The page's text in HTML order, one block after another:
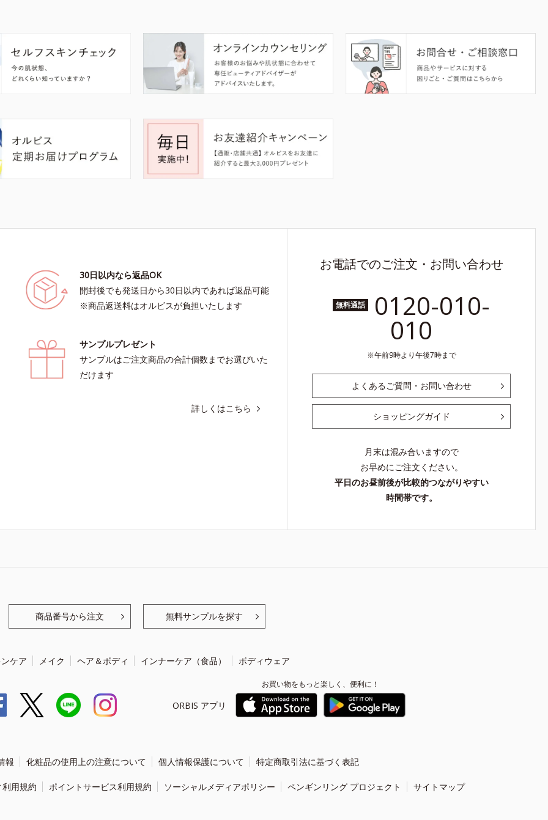
30日以内なら返品OK
開封後でも発送日から30日以内であれば返品可能
※商品返送料はオルビスが負担いたします
サンプルプレゼント
サンプルはご注文商品の合計個数までお選びいた
だけます
詳しくはこちら
お電話でのご注文・お問い合わせ
無料通話 0120-010-
010
午前9時より午後7時まで
よくあるご質問・お問い合わせ
ショッピングガイド
月末は混み合いますので
お早めにご注文ください。
平日のお昼前後が比較的つながりやすい
時間帯です。
商品番号から注文 無料サンプルを探す
ケア メイク ヘア＆ボディ インナーケア（食品） ボディウェア
ORBIS アプリ
お買い物をもっと楽しく、便利に！
報 化粧品の使用上の注意について 個人情報保護について 特定商取引法に基づく表記
用規約 ポイントサービス利用規約 ソーシャルメディアポリシー ペンギンリング プロジェクト サイトマップ